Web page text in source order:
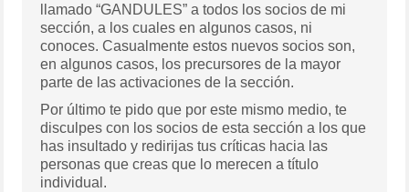
llamado “GANDULES” a todos los socios de mi
sección, a los cuales en algunos casos, ni
conoces. Casualmente estos nuevos socios son,
en algunos casos, los precursores de la mayor
parte de las activaciones de la sección.
Por último te pido que por este mismo medio, te
disculpes con los socios de esta sección a los que
has insultado y redirijas tus críticas hacia las
personas que creas que lo merecen a título
individual.